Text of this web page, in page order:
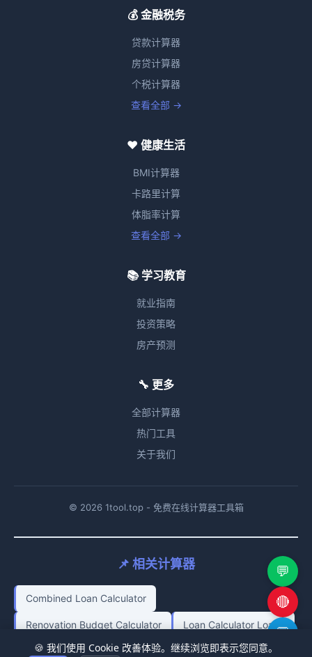
🍪 我们使用 Cookie 改善体验。继续浏览即表示您同意。
💬
🔴
💬
💰 金融税务
贷款计算器
房贷计算器
个税计算器
查看全部 →
❤️ 健康生活
BMI计算器
卡路里计算
体脂率计算
查看全部 →
📚 学习教育
就业指南
投资策略
房产预测
🔧 更多
全部计算器
热门工具
关于我们
© 2026 1tool.top - 免费在线计算器工具箱
📌 相关计算器
Combined Loan Calculator
Renovation Budget Calculator Loan Calculator Loan2
Ev Car Loan Calculator Loan To Value Calculator